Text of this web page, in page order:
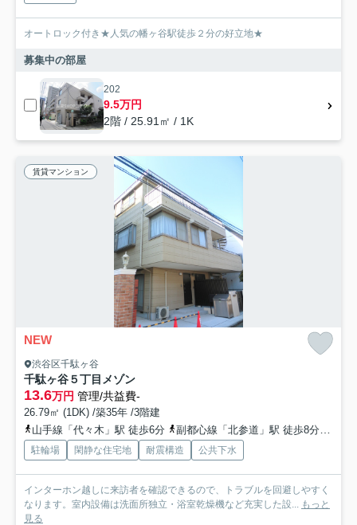
オートロック付き★人気の幡ヶ谷駅徒歩２分の好立地★
募集中の部屋
202
9.5万円
2階 / 25.91㎡ / 1K
賃貸マンション
NEW
渋谷区千駄ヶ谷
千駄ヶ谷５丁目メゾン
13.6万円 管理/共益費-
26.79㎡ (1DK) /築35年 /3階建
山手線「代々木」駅 徒歩6分
副都心線「北参道」駅 徒歩8分
駐輪場 閑静な住宅地 耐震構造 公共下水
インターホン越しに来訪者を確認できるので、トラブルを回避しやすく
なります。室内設備は洗面所独立・浴室乾燥機など充実した設... もっと
見る